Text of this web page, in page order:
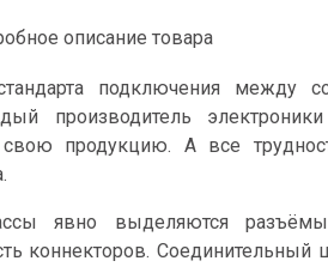
описание товара
подключения между
производитель
продукцию. А все
явно выделяются
коннекторов.